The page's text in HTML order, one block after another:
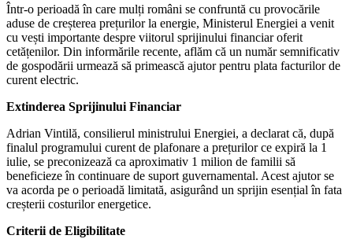
Într-o perioadă în care mulți români se confruntă cu provocările
aduse de creșterea prețurilor la energie, Ministerul Energiei a venit
cu vești importante despre viitorul sprijinului financiar oferit
cetățenilor. Din informările recente, aflăm că un număr semnificativ
de gospodării urmează să primească ajutor pentru plata facturilor de
curent electric.
Extinderea Sprijinului Financiar
Adrian Vintilă, consilierul ministrului Energiei, a declarat că, după
finalul programului curent de plafonare a prețurilor ce expiră la 1
iulie, se preconizează ca aproximativ 1 milion de familii să
beneficieze în continuare de suport guvernamental. Acest ajutor se
va acorda pe o perioadă limitată, asigurând un sprijin esențial în fata
creșterii costurilor energetice.
Criterii de Eligibilitate